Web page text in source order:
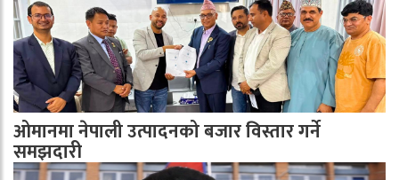
ओमानमा नेपाली उत्पादनको बजार विस्तार गर्ने
समझदारी